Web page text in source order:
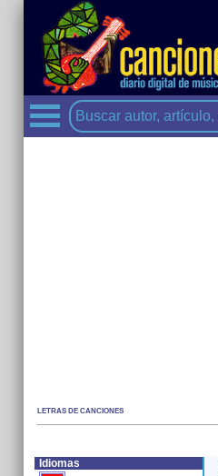
LETRAS DE CANCIONES
Idiomas